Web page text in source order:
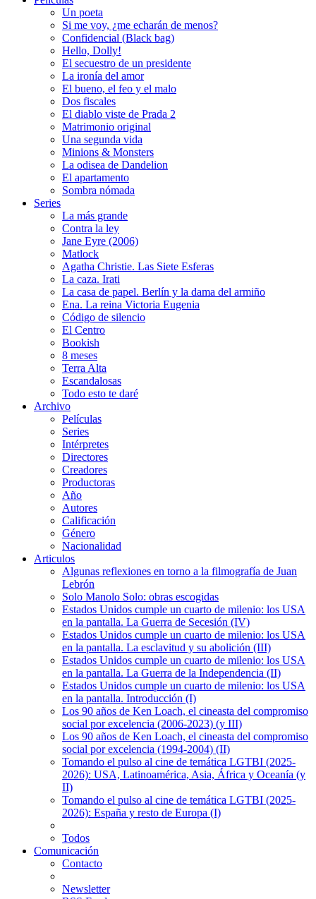
Un poeta
Si me voy, ¿me echarán de menos?
Confidencial (Black bag)
Hello, Dolly!
El secuestro de un presidente
La ironía del amor
El bueno, el feo y el malo
Dos fiscales
El diablo viste de Prada 2
Matrimonio original
Una segunda vida
Minions & Monsters
La odisea de Dandelion
El apartamento
Sombra nómada
Series
La más grande
Contra la ley
Jane Eyre (2006)
Matlock
Agatha Christie. Las Siete Esferas
La caza. Irati
La casa de papel. Berlín y la dama del armiño
Ena. La reina Victoria Eugenia
Código de silencio
El Centro
Bookish
8 meses
Terra Alta
Escandalosas
Todo esto te daré
Archivo
Películas
Series
Intérpretes
Directores
Creadores
Productoras
Año
Autores
Calificación
Género
Nacionalidad
Articulos
Algunas reflexiones en torno a la filmografía de Juan
Lebrón
Solo Manolo Solo: obras escogidas
Estados Unidos cumple un cuarto de milenio: los USA
en la pantalla. La Guerra de Secesión (IV)
Estados Unidos cumple un cuarto de milenio: los USA
en la pantalla. La esclavitud y su abolición (III)
Estados Unidos cumple un cuarto de milenio: los USA
en la pantalla. La Guerra de la Independencia (II)
Estados Unidos cumple un cuarto de milenio: los USA
en la pantalla. Introducción (I)
Los 90 años de Ken Loach, el cineasta del compromiso
social por excelencia (2006-2023) (y III)
Los 90 años de Ken Loach, el cineasta del compromiso
social por excelencia (1994-2004) (II)
Tomando el pulso al cine de temática LGTBI (2025-
2026): USA, Latinoamérica, Asia, África y Oceanía (y
II)
Tomando el pulso al cine de temática LGTBI (2025-
2026): España y resto de Europa (I)
Todos
Comunicación
Contacto
Newsletter